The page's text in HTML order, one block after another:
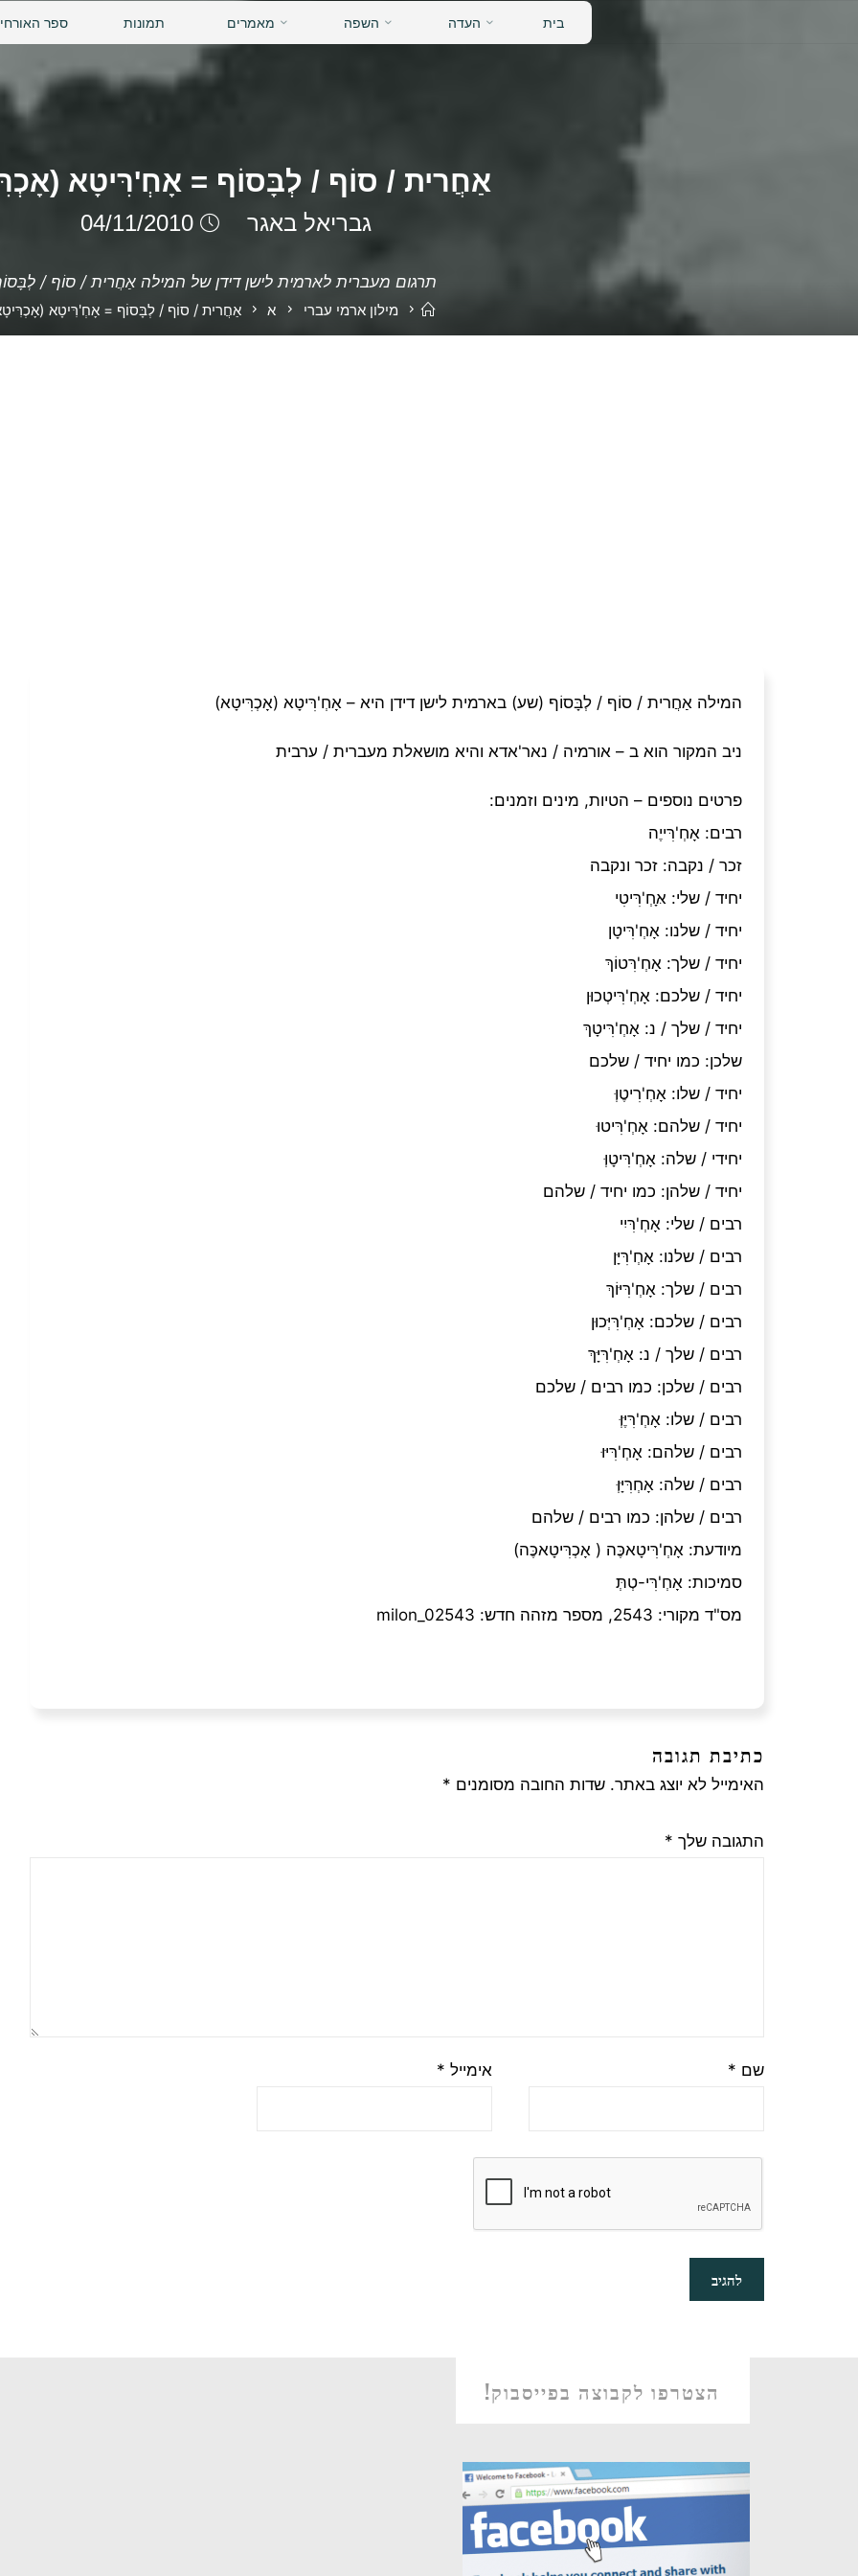
בית העדה השפה מאמרים תמונות ספר
אַחֲרית / סוֹף / לְבָּסוֹף = אָחְ'רִּיטָא
גבריאל באגר 04/11/2010
תרגום מעברית לארמית לישן דידן של המילה אַחֲרית / סוֹף /
בית מילון ארמי עברי א אַחֲרית / סוֹף / לְבָּסוֹף = אָחְ'רִּיטָא
המילה אַחֲרית / סוֹף / לְבָּסוֹף (שע) בארמית לישן דידן היא – אָחְ'רִּיטָא (אָכְרִּיטָא)
ניב המקור הוא ב – אורמיה / נאר'אדא והיא מושאלת מעברית / ערבית
פרטים נוספים – הטיות, מינים וזמנים:
רבים: אָחְ'רִּייֶה
זכר / נקבה:זכר ונקבה
יחיד / שלי: אָּחְ'רִּיטִי
יחיד / שלנו: אָחְ'רִּיטָן
יחיד / שלך: אָחְ'רִּטוֹךְ
יחיד / שלכם: אָחְ'רִּיטְכוּן
יחיד / שלך / נ: אָחְ'רִּיטָךְ
שלכן: כמו יחיד / שלכם
יחיד / שלו: אָחְ'רִיטֶוְּ
יחיד / שלהם: אָחְ'רִּיטוּ
יחידי / שלה: אָחְ'רִּיטָוְּ
יחיד / שלהן: כמו יחיד / שלהם
רבים / שלי: אָחְ'רִּיִי
רבים / שלנו: אָחְ'רִּיָּן
רבים / שלך: אָחְ'רִּיּוֹךְ
רבים / שלכם: אָחְ'רִּיְּכוּן
רבים / שלך / נ: אָחְ'רִּיָּךְ
רבים / שלכן: כמו רבים / שלכם
רבים / שלו: אָחְ'רִּיֶּוְּ
רבים / שלהם: אָחְ'רִּיּוּ
רבים / שלה: אָחְרִּיָּוְּ
רבים / שלהן: כמו רבים / שלהם
מיודעת: אָחְ'רִּיטָאכֶּה ( אָכְרִּיטָאכֶּה)
סמיכות: אָחְ'רִּי-טְתְּ
מס"ד מקורי: 2543, מספר מזהה חדש: milon_02543
כתיבת תגובה
האימייל לא יוצג באתר. שדות החובה מסומנים *
התגובה שלך *
שם * אימייל *
הצטרפו לקבוצה בפייסבוק!